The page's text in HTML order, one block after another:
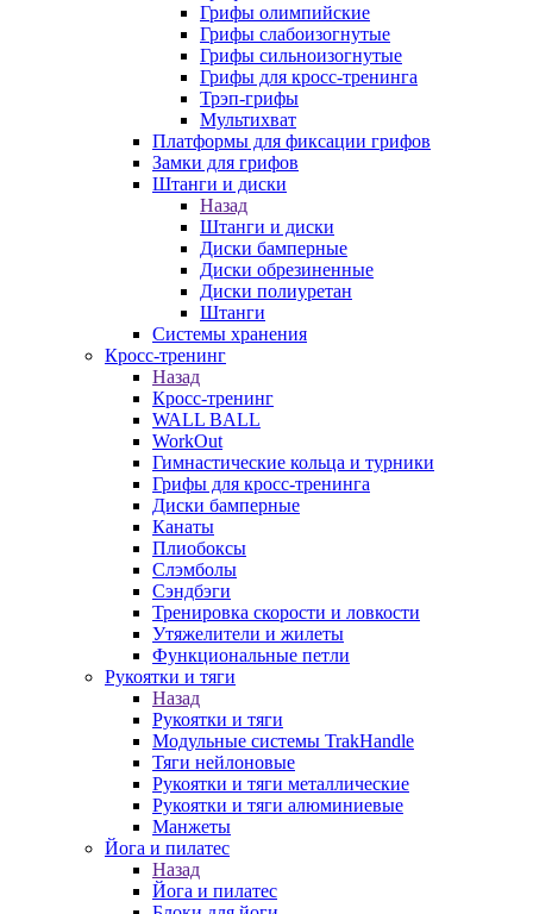
Грифы олимпийские
Грифы слабоизогнутые
Грифы сильноизогнутые
Грифы для кросс-тренинга
Трэп-грифы
Мультихват
Платформы для фиксации грифов
Замки для грифов
Штанги и диски
Назад
Штанги и диски
Диски бамперные
Диски обрезиненные
Диски полиуретан
Штанги
Системы хранения
Кросс-тренинг
Назад
Кросс-тренинг
WALL BALL
WorkOut
Гимнастические кольца и турники
Грифы для кросс-тренинга
Диски бамперные
Канаты
Плиобоксы
Слэмболы
Сэндбэги
Тренировка скорости и ловкости
Утяжелители и жилеты
Функциональные петли
Рукоятки и тяги
Назад
Рукоятки и тяги
Модульные системы TrakHandle
Тяги нейлоновые
Рукоятки и тяги металлические
Рукоятки и тяги алюминиевые
Манжеты
Йога и пилатес
Назад
Йога и пилатес